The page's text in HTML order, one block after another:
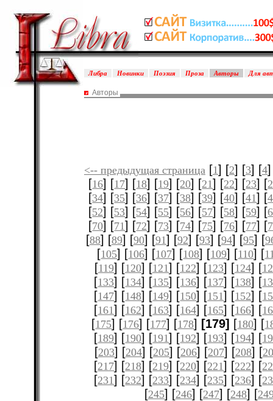
Либра Новинки Поэзия Проза Авторы Для
Авторы
<-- предыдущая страница [1] [2] [3] [4
[16] [17] [18] [19] [20] [21] [22] [23] [
[34] [35] [36] [37] [38] [39] [40] [41] [
[52] [53] [54] [55] [56] [57] [58] [59] [
[70] [71] [72] [73] [74] [75] [76] [77] [
[88] [89] [90] [91] [92] [93] [94] [95] [
[105] [106] [107] [108] [109] [110] [
[119] [120] [121] [122] [123] [124] [
[133] [134] [135] [136] [137] [138] [
[147] [148] [149] [150] [151] [152] [
[161] [162] [163] [164] [165] [166] [
[175] [176] [177] [178] [179] [180] [
[189] [190] [191] [192] [193] [194] [
[203] [204] [205] [206] [207] [208] [
[217] [218] [219] [220] [221] [222] [
[231] [232] [233] [234] [235] [236] [
[245] [246] [247] [248] [